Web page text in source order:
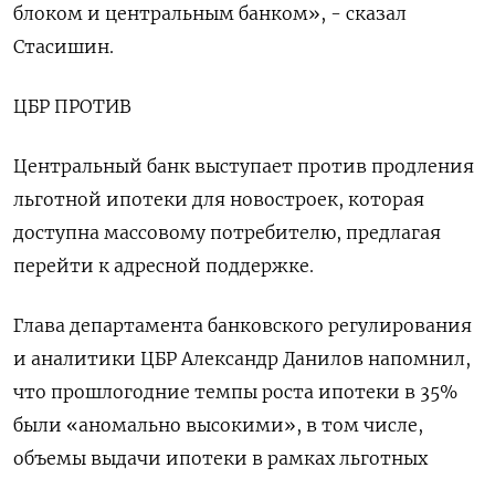
блоком и центральным банком», - сказал
Стасишин.
ЦБР ПРОТИВ
Центральный банк выступает против продления
льготной ипотеки для новостроек, которая
доступна массовому потребителю, предлагая
перейти к адресной поддержке.
Глава департамента банковского регулирования
и аналитики ЦБР Александр Данилов напомнил,
что прошлогодние темпы роста ипотеки в 35%
были «аномально высокими», в том числе,
объемы выдачи ипотеки в рамках льготных